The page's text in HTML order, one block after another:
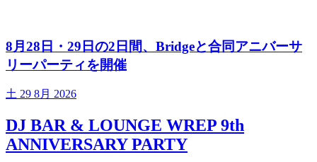
8月28日・29日の2日間、Bridgeと合同アニバーサ
リーパーティを開催
土 29 8月 2026
DJ BAR & LOUNGE WREP 9th
ANNIVERSARY PARTY